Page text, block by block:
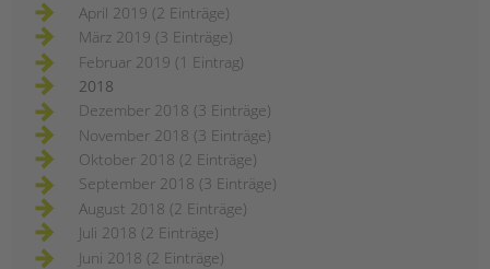
April 2019 (2 Einträge)
März 2019 (3 Einträge)
Februar 2019 (1 Eintrag)
2018
Dezember 2018 (3 Einträge)
November 2018 (3 Einträge)
Oktober 2018 (2 Einträge)
September 2018 (3 Einträge)
August 2018 (2 Einträge)
Juli 2018 (2 Einträge)
Juni 2018 (2 Einträge)